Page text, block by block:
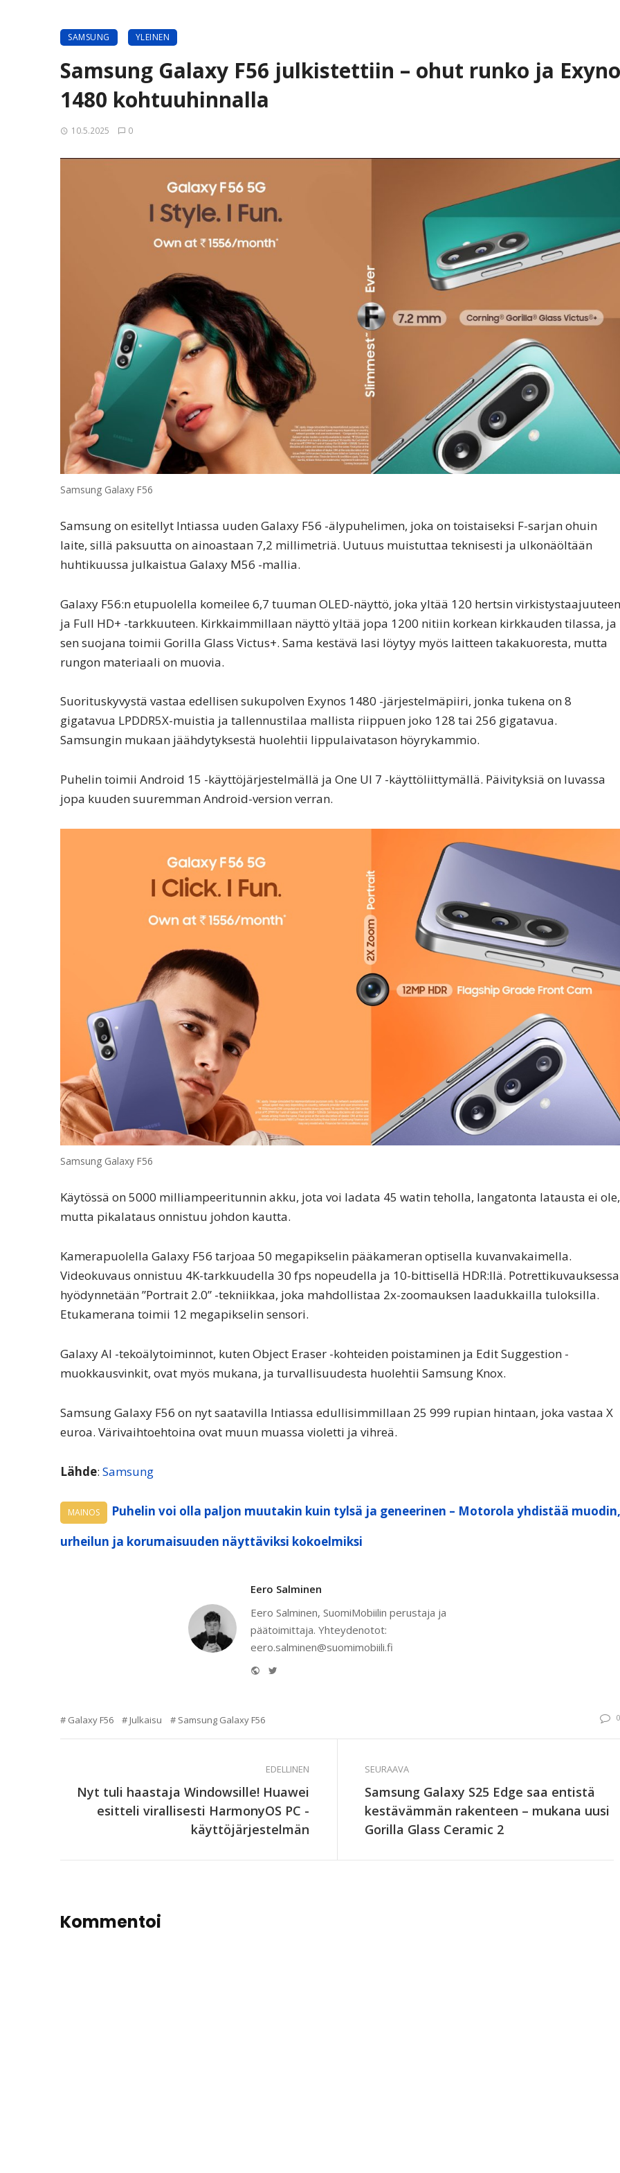
SAMSUNG YLEINEN
Samsung Galaxy F56 julkistettiin – ohut runko ja
1480 kohtuuhinnalla
10.5.2025 0
Samsung Galaxy F56
Samsung on esitellyt Intiassa uuden Galaxy F56 -älypuhelimen, joka on toistaiseksi F-sarjan ohuin
laite, sillä paksuutta on ainoastaan 7,2 millimetriä. Uutuus muistuttaa teknisesti ja ulkonäöltään
huhtikuussa julkaistua Galaxy M56 -mallia.
Galaxy F56:n etupuolella komeilee 6,7 tuuman OLED-näyttö, joka yltää 120 hertsin virkistystaajuuteen
ja Full HD+ -tarkkuuteen. Kirkkaimmillaan näyttö yltää jopa 1200 nitiin korkean kirkkauden tilassa, ja
sen suojana toimii Gorilla Glass Victus+. Sama kestävä lasi löytyy myös laitteen takakuoresta, mutta
rungon materiaali on muovia.
Suorituskyvystä vastaa edellisen sukupolven Exynos 1480 -järjestelmäpiiri, jonka tukena on 8
gigatavua LPDDR5X-muistia ja tallennustilaa mallista riippuen joko 128 tai 256 gigatavua.
Samsungin mukaan jäähdytyksestä huolehtii lippulaivatason höyrykammio.
Puhelin toimii Android 15 -käyttöjärjestelmällä ja One UI 7 -käyttöliittymällä. Päivityksiä on luvassa
jopa kuuden suuremman Android-version verran.
Samsung Galaxy F56
Käytössä on 5000 milliampeeritunnin akku, jota voi ladata 45 watin teholla, langatonta latausta ei ole,
mutta pikalataus onnistuu johdon kautta.
Kamerapuolella Galaxy F56 tarjoaa 50 megapikselin pääkameran optisella kuvanvakaimella.
Videokuvaus onnistuu 4K-tarkkuudella 30 fps nopeudella ja 10-bittisellä HDR:llä. Potrettikuvauksessa
hyödynnetään ”Portrait 2.0” -tekniikkaa, joka mahdollistaa 2x-zoomauksen laadukkailla tuloksilla.
Etukamerana toimii 12 megapikselin sensori.
Galaxy AI -tekoälytoiminnot, kuten Object Eraser -kohteiden poistaminen ja Edit Suggestion -
muokkausvinkit, ovat myös mukana, ja turvallisuudesta huolehtii Samsung Knox.
Samsung Galaxy F56 on nyt saatavilla Intiassa edullisimmillaan 25 999 rupian hintaan, joka vastaa X
euroa. Värivaihtoehtoina ovat muun muassa violetti ja vihreä.
Lähde: Samsung
MAINOS
Puhelin voi olla paljon muutakin kuin tylsä ja geneerinen – Motorola yhdistää muodin,
urheilun ja korumaisuuden näyttäviksi kokoelmiksi
Eero Salminen
Eero Salminen, SuomiMobiilin perustaja ja
päätoimittaja. Yhteydenotot:
eero.salminen@suomimobiili.fi
Website
Galaxy F56 Julkaisu Samsung Galaxy F56 0
EDELLINEN
Nyt tuli haastaja Windowsille! Huawei
esitteli virallisesti HarmonyOS PC -
käyttöjärjestelmän
SEURAAVA
Samsung Galaxy S25 Edge saa entistä
kestävämmän rakenteen – mukana uusi
Gorilla Glass Ceramic 2
Kommentoi